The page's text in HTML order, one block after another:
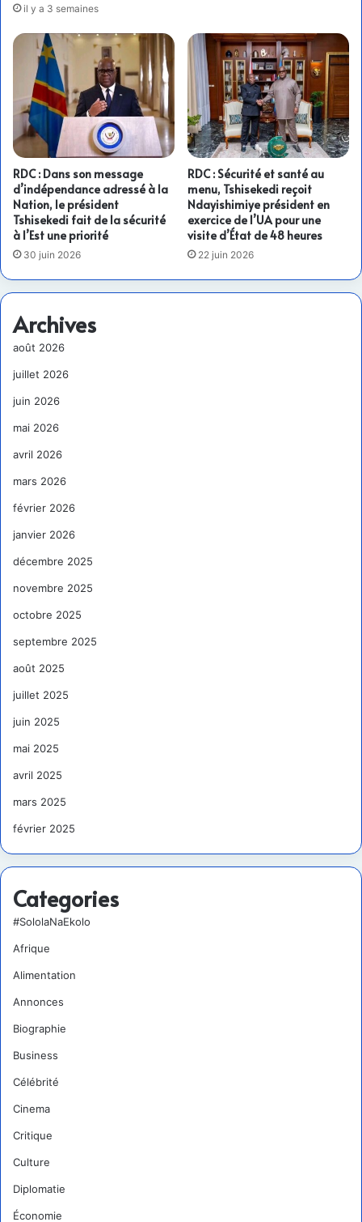
il y a 3 semaines
RDC : Dans son message
d’indépendance adressé à la
Nation, le président
Tshisekedi fait de la sécurité
à l’Est une priorité
30 juin 2026
RDC : Sécurité et santé au
menu, Tshisekedi reçoit
Ndayishimiye président en
exercice de l’UA pour une
visite d’État de 48 heures
22 juin 2026
Archives
août 2026
juillet 2026
juin 2026
mai 2026
avril 2026
mars 2026
février 2026
janvier 2026
décembre 2025
novembre 2025
octobre 2025
septembre 2025
août 2025
juillet 2025
juin 2025
mai 2025
avril 2025
mars 2025
février 2025
Categories
#SololaNaEkolo
Afrique
Alimentation
Annonces
Biographie
Business
Célébrité
Cinema
Critique
Culture
Diplomatie
Économie